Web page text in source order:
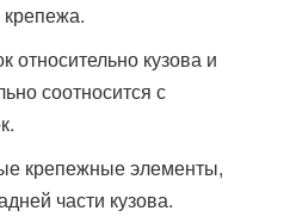
крепежа.
относительно кузова и
соотносится с
крепежные элементы,
части кузова.